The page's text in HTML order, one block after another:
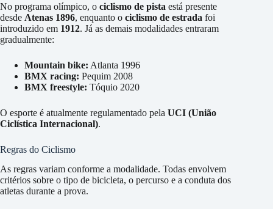
No programa olímpico, o ciclismo de pista está presente
desde Atenas 1896, enquanto o ciclismo de estrada foi
introduzido em 1912. Já as demais modalidades entraram
gradualmente:
Mountain bike: Atlanta 1996
BMX racing: Pequim 2008
BMX freestyle: Tóquio 2020
O esporte é atualmente regulamentado pela UCI (União
Ciclística Internacional).
Regras do Ciclismo
As regras variam conforme a modalidade. Todas envolvem
critérios sobre o tipo de bicicleta, o percurso e a conduta dos
atletas durante a prova.